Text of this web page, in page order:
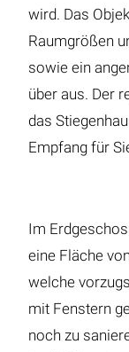
wird. Das
Raumgrößen
sowie ein
über aus. Der
das
Empfang für
Im
eine Fläche
welche
mit Fenstern
noch zu